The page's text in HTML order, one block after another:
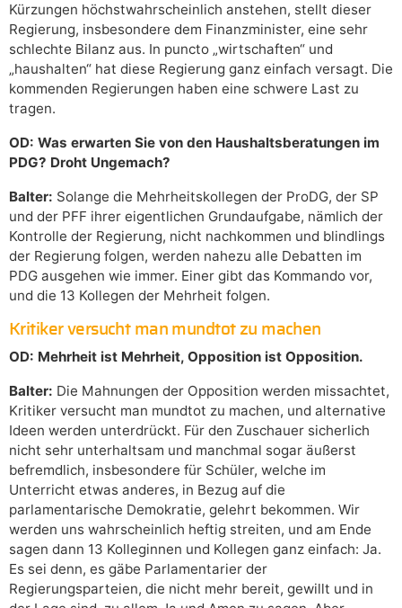
Kürzungen höchstwahrscheinlich anstehen, stellt dieser
Regierung, insbesondere dem Finanzminister, eine sehr
schlechte Bilanz aus. In puncto „wirtschaften“ und
„haushalten“ hat diese Regierung ganz einfach versagt. Die
kommenden Regierungen haben eine schwere Last zu
tragen.
OD: Was erwarten Sie von den Haushaltsberatungen im
PDG? Droht Ungemach?
Balter: Solange die Mehrheitskollegen der ProDG, der SP
und der PFF ihrer eigentlichen Grundaufgabe, nämlich der
Kontrolle der Regierung, nicht nachkommen und blindlings
der Regierung folgen, werden nahezu alle Debatten im
PDG ausgehen wie immer. Einer gibt das Kommando vor,
und die 13 Kollegen der Mehrheit folgen.
Kritiker versucht man mundtot zu machen
OD: Mehrheit ist Mehrheit, Opposition ist Opposition.
Balter: Die Mahnungen der Opposition werden missachtet,
Kritiker versucht man mundtot zu machen, und alternative
Ideen werden unterdrückt. Für den Zuschauer sicherlich
nicht sehr unterhaltsam und manchmal sogar äußerst
befremdlich, insbesondere für Schüler, welche im
Unterricht etwas anderes, in Bezug auf die
parlamentarische Demokratie, gelehrt bekommen. Wir
werden uns wahrscheinlich heftig streiten, und am Ende
sagen dann 13 Kolleginnen und Kollegen ganz einfach: Ja.
Es sei denn, es gäbe Parlamentarier der
Regierungsparteien, die nicht mehr bereit, gewillt und in